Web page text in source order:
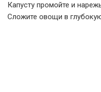
Капусту промойте и
Сложите овощи в